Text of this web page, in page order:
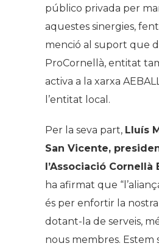
público privada per
aquestes sinergies, fent
menció al suport que
ProCornellà, entitat
activa a la xarxa
l’entitat local.
Per la seva part, Lluís
San Vicente,
l’Associació Cornellà
ha afirmat que “
és per enfortir la
dotant-la de serveis,
nous membres. Estem